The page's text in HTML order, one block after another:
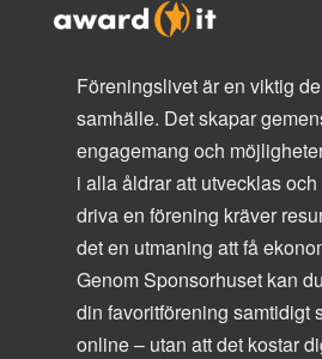
Föreningslivet är en viktig
samhälle. Det skapar
engagemang och
i alla åldrar att utvecklas
driva en förening kräver
det en utmaning att få
Genom Sponsorhuset kan
din favoritförening samtidigt
online – utan att det kostar